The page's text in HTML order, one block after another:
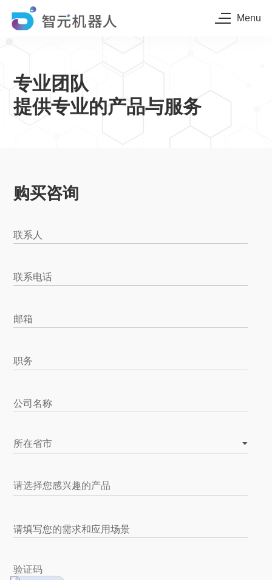
Menu
专业团队
提供专业的产品与服务
购买咨询
联系人
联系电话
邮箱
职务
公司名称
所在省市
请填写您的需求和应用场景